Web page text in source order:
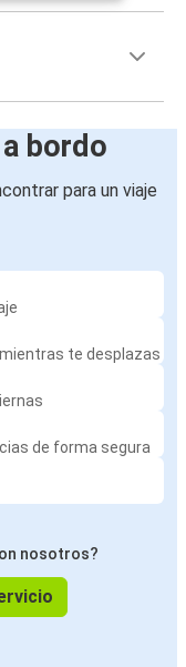
bordo
para un viaje
te desplazas
de forma segura
nosotros?